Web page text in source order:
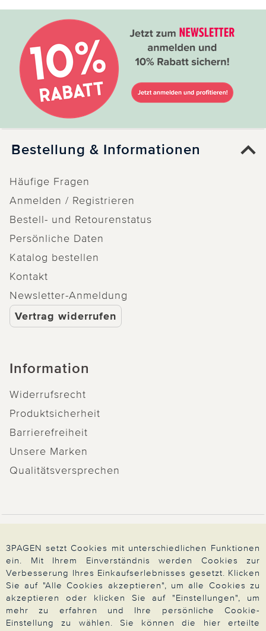
Bestellung & Informationen
Häufige Fragen
Anmelden / Registrieren
Bestell- und Retourenstatus
Persönliche Daten
Katalog bestellen
Kontakt
Newsletter-Anmeldung
Vertrag widerrufen
Information
Widerrufsrecht
Produktsicherheit
Barrierefreiheit
Unsere Marken
Qualitätsversprechen
Über 3PAGEN
Wir beraten Sie gern
3PAGEN setzt Cookies mit unterschiedlichen Funktionen
ein. Mit Ihrem Einverständnis werden Cookies zur
Verbesserung Ihres Einkaufserlebnisses gesetzt. Klicken
Sie auf "Alle Cookies akzeptieren", um alle Cookies zu
akzeptieren oder klicken Sie auf "Einstellungen", um
mehr zu erfahren und Ihre persönliche Cookie-
Einstellung zu wählen. Sie können die hier erteilte